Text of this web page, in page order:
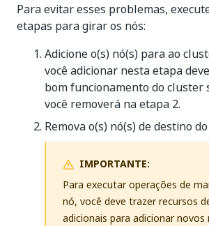
Para evitar esses problemas,
etapas para girar os nós:
Adicione o(s) nó(s) para ao
você adicionar nesta etapa
bom funcionamento do cluster
você removerá na etapa 2.
Remova o(s) nó(s) de destino
IMPORTANTE:
Para executar operações de
nó, você deve trazer recursos
adicionais para adicionar novos